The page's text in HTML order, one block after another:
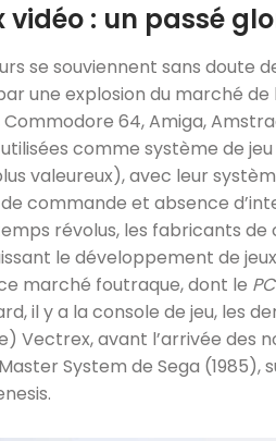
vidéo : un passé
se souviennent sans doute
une explosion du marché
64, Amiga,
comme système de
valeureux), avec leur
commande et absence
révolus, les fabricants
le développement de
marché foutraque, dont le
il y a la console de jeu, les
Vectrex, avant l’arrivée des
System de Sega (1985),